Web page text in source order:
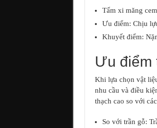
Tấm xi măng
Ưu điểm: Chịu
Khuyết điểm:
Ưu điểm
Khi lựa chọn vật
nhu cầu và điều
thạch cao so với
So với trần gỗ: